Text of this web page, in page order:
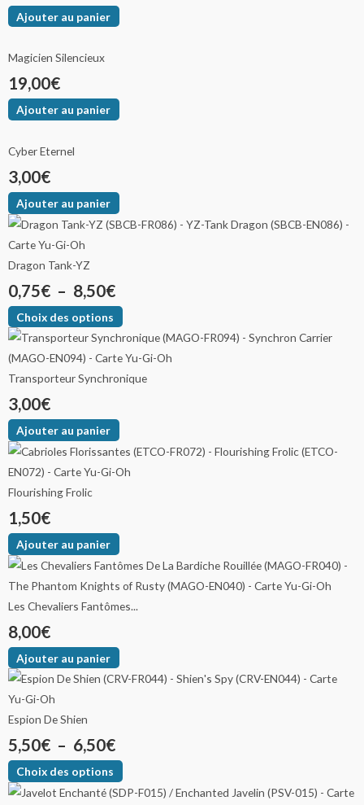
Ajouter au panier
Magicien Silencieux
19,00€
Ajouter au panier
Cyber Eternel
3,00€
Ajouter au panier
Dragon Tank-YZ
0,75€ – 8,50€
Choix des options
Transporteur Synchronique
3,00€
Ajouter au panier
Flourishing Frolic
1,50€
Ajouter au panier
Les Chevaliers Fantômes...
8,00€
Ajouter au panier
Espion De Shien
5,50€ – 6,50€
Choix des options